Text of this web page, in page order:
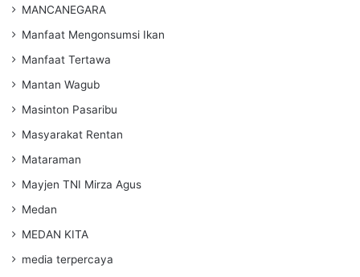
MANCANEGARA
Manfaat Mengonsumsi Ikan
Manfaat Tertawa
Mantan Wagub
Masinton Pasaribu
Masyarakat Rentan
Mataraman
Mayjen TNI Mirza Agus
Medan
MEDAN KITA
media terpercaya